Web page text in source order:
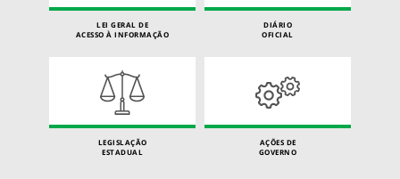
LEI GERAL DE
ACESSO À INFORMAÇÃO
DIÁRIO
OFICIAL
LEGISLAÇÃO
ESTADUAL
AÇÕES DE
GOVERNO